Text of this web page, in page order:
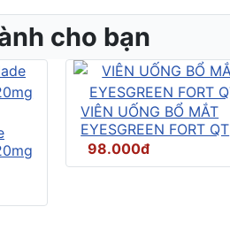
cho bạn
VIÊN UỐNG BỔ MẮT
EYESGREEN FORT QT
98.000đ